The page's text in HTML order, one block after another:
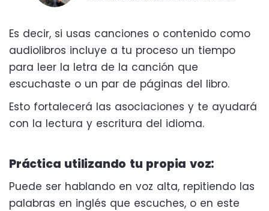
Es decir, si usas canciones o contenido como
audiolibros incluye a tu proceso un tiempo
para leer la letra de la canción que
escuchaste o un par de páginas del libro.
Esto fortalecerá las asociaciones y te ayudará
con la lectura y escritura del idioma.
Práctica utilizando tu propia voz:
Puede ser hablando en voz alta, repitiendo las
palabras en inglés que escuches, o en este